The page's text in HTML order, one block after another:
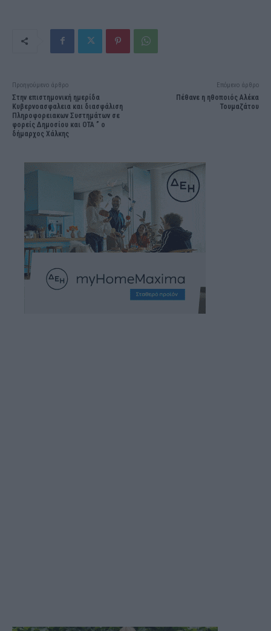
Προηγούμενο άρθρο
Στην επιστημονική ημερίδα
Κυβερνοασφαλεια και διασφάλιση
Πληροφορειακων Συστημάτων σε
φορείς Δημοσίου και ΟΤΑ ” ο
δήμαρχος Χάλκης
Επόμενο άρθρο
Πέθανε η ηθοποιός Αλέκα
Τουμαζάτου